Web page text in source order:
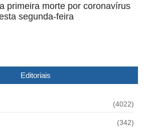
primeira morte por coronavírus
segunda-feira
Editoriais
(4022)
(342)